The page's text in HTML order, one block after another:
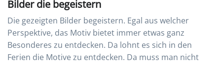
Bilder die begeistern
Die gezeigten Bilder begeistern. Egal aus welcher
Perspektive, das Motiv bietet immer etwas ganz
Besonderes zu entdecken. Da lohnt es sich in den
Ferien die Motive zu entdecken. Da muss man nicht